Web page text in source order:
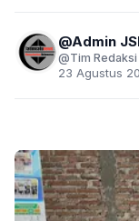
Admin
Tim
23 Agustus